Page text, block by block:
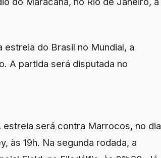
estreia do Brasil no Mundial, a
A partida será disputada no
estreia será contra Marrocos, no dia
às 19h. Na segunda rodada, a